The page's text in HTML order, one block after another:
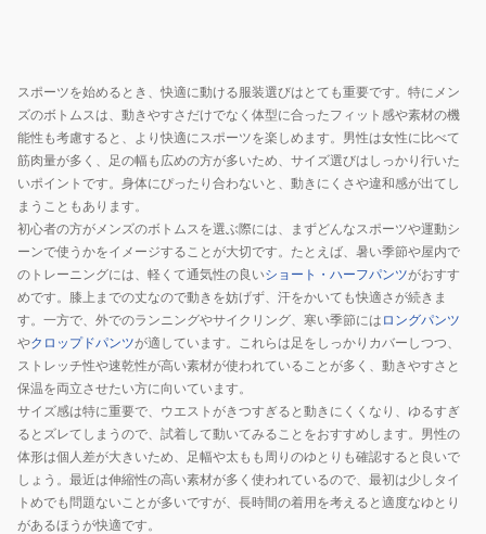
スポーツを始めるとき、快適に動ける服装選びはとても重要です。特にメン
ズのボトムスは、動きやすさだけでなく体型に合ったフィット感や素材の機
能性も考慮すると、より快適にスポーツを楽しめます。男性は女性に比べて
筋肉量が多く、足の幅も広めの方が多いため、サイズ選びはしっかり行いた
いポイントです。身体にぴったり合わないと、動きにくさや違和感が出てし
まうこともあります。
初心者の方がメンズのボトムスを選ぶ際には、まずどんなスポーツや運動シ
ーンで使うかをイメージすることが大切です。たとえば、暑い季節や屋内で
のトレーニングには、軽くて通気性の良いショート・ハーフパンツがおすす
めです。膝上までの丈なので動きを妨げず、汗をかいても快適さが続きま
す。一方で、外でのランニングやサイクリング、寒い季節には ロングパンツ
やクロップドパンツが適しています。これらは足をしっかりカバーしつつ、
ストレッチ性や速乾性が高い素材が使われていることが多く、動きやすさと
保温を両立させたい方に向いています。
サイズ感は特に重要で、ウエストがきつすぎると動きにくくなり、ゆるすぎ
るとズレてしまうので、試着して動いてみることをおすすめします。男性の
体形は個人差が大きいため、足幅や太もも周りのゆとりも確認すると良いで
しょう。最近は伸縮性の高い素材が多く使われているので、最初は少しタイ
トめでも問題ないことが多いですが、長時間の着用を考えると適度なゆとり
があるほうが快適です。